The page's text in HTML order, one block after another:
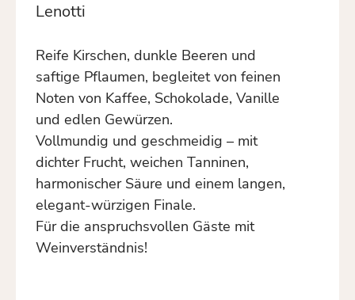
Lenotti
Reife Kirschen, dunkle Beeren und
saftige Pflaumen, begleitet von feinen
Noten von Kaffee, Schokolade, Vanille
und edlen Gewürzen.
Vollmundig und geschmeidig – mit
dichter Frucht, weichen Tanninen,
harmonischer Säure und einem langen,
elegant-würzigen Finale.
Für die anspruchsvollen Gäste mit
Weinverständnis!